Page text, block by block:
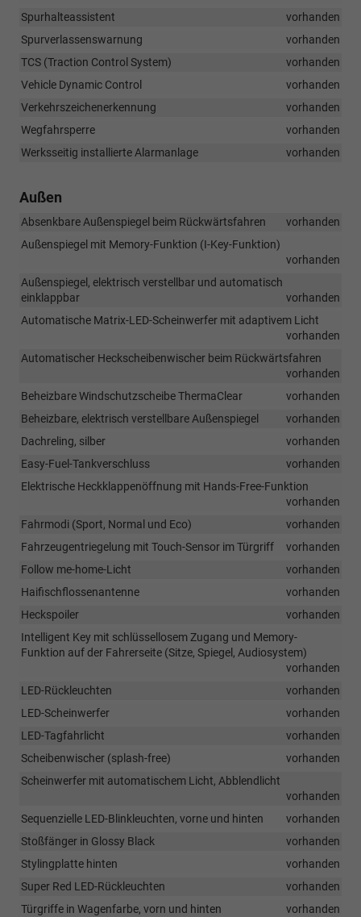
Spurhalteassistent
vorhanden
Spurverlassenswarnung
vorhanden
TCS (Traction Control System)
vorhanden
Vehicle Dynamic Control
vorhanden
Verkehrszeichenerkennung
vorhanden
Wegfahrsperre
vorhanden
Werksseitig installierte Alarmanlage
vorhanden
Außen
Absenkbare Außenspiegel beim Rückwärtsfahren
vorhanden
Außenspiegel mit Memory-Funktion (I-Key-Funktion)
vorhanden
Außenspiegel, elektrisch verstellbar und automatisch
einklappbar
vorhanden
Automatische Matrix-LED-Scheinwerfer mit adaptivem Licht
vorhanden
Automatischer Heckscheibenwischer beim Rückwärtsfahren
vorhanden
Beheizbare Windschutzscheibe ThermaClear
vorhanden
Beheizbare, elektrisch verstellbare Außenspiegel
vorhanden
Dachreling, silber
vorhanden
Easy-Fuel-Tankverschluss
vorhanden
Elektrische Heckklappenöffnung mit Hands-Free-Funktion
vorhanden
Fahrmodi (Sport, Normal und Eco)
vorhanden
Fahrzeugentriegelung mit Touch-Sensor im Türgriff
vorhanden
Follow me-home-Licht
vorhanden
Haifischflossenantenne
vorhanden
Heckspoiler
vorhanden
Intelligent Key mit schlüssellosem Zugang und Memory-
Funktion auf der Fahrerseite (Sitze, Spiegel, Audiosystem)
vorhanden
LED-Rückleuchten
vorhanden
LED-Scheinwerfer
vorhanden
LED-Tagfahrlicht
vorhanden
Scheibenwischer (splash-free)
vorhanden
Scheinwerfer mit automatischem Licht, Abblendlicht
vorhanden
Sequenzielle LED-Blinkleuchten, vorne und hinten
vorhanden
Stoßfänger in Glossy Black
vorhanden
Stylingplatte hinten
vorhanden
Super Red LED-Rückleuchten
vorhanden
Türgriffe in Wagenfarbe, vorn und hinten
vorhanden